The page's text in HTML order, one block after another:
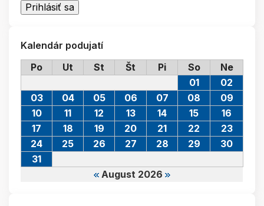
Kalendár podujatí
Po
Ut St Št Pi So Ne
August 2026
01
02
03
04 05 06 07 08
09
10
11 12 13 14 15
16
17
18 19 20 21 22
23
24
25 26 27 28 29
30
31